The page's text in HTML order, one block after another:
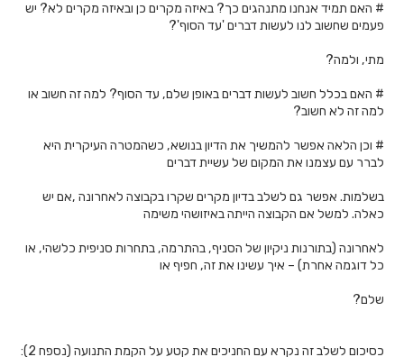
# האם תמיד אנחנו מתנהגים כך? באיזה מקרים כן ובאיזה מקרים לא? יש
פעמים שחשוב לנו לעשות דברים 'עד הסוף'?
מתי, ולמה?
# האם בכלל חשוב לעשות דברים באופן שלם, עד הסוף? למה זה חשוב או
למה זה לא חשוב?
# וכן הלאה אפשר להמשיך את הדיון בנושא, כשהמטרה העיקרית היא
לברר עם עצמנו את המקום של עשיית דברים
בשלמות. אפשר גם לשלב בדיון מקרים שקרו בקבוצה לאחרונה ,אם יש
כאלה. למשל אם הקבוצה הייתה באיזושהי משימה
לאחרונה (בתורנות ניקיון של הסניף, בהתרמה, בתחרות סניפית כלשהי, או
כל דוגמה אחרת) – איך עשינו את זה, חפיף או
שלם?
כסיכום לשלב זה נקרא עם החניכים את קטע על הקמת התנועה (נספח 2):